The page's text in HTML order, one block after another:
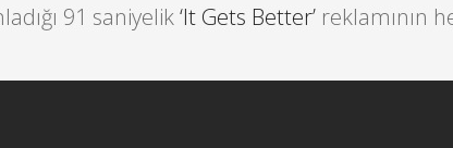
91 saniyelik‘It Gets Better’reklamının